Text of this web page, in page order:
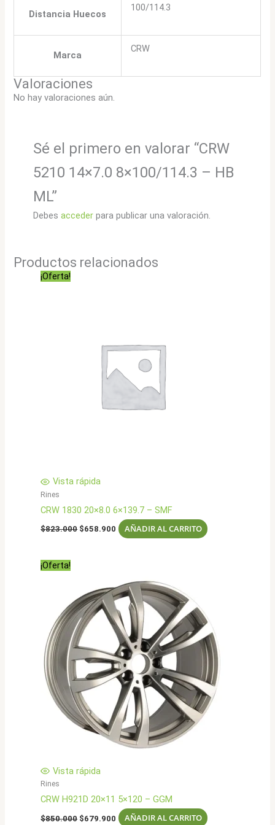
Distancia Huecos
100/114.3
Marca
CRW
Valoraciones
No hay valoraciones aún.
Sé el primero en valorar “CRW
5210 14×7.0 8×100/114.3 – HB
ML”
Debes accederpara publicar una valoración.
Productos relacionados
¡Oferta!
Vista rápida
Rines
CRW 1830 20×8.0 6×139.7 – SMF
$823.000 El
$658.900 El
precio
AÑADIR AL CARRITO
¡Oferta!
Vista rápida
Rines
CRW H921D 20×11 5×120 – GGM
$850.000 El
$679.900 El AÑADIR AL CARRITO